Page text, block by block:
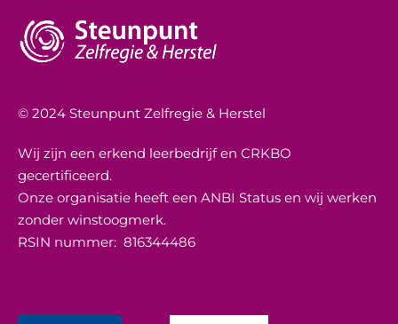
© 2024 Steunpunt Zelfregie & Herstel
Wij zijn een erkend leerbedrijf en CRKBO
gecertificeerd.
Onze organisatie heeft een ANBI Status en wij werken
zonder winstoogmerk.
RSIN nummer: 816344486